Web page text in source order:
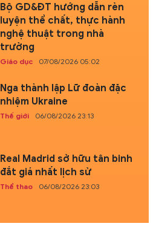
Bộ GD&ĐT hướng dẫn rèn
luyện thể chất, thực hành
nghệ thuật trong nhà
trường
Giáo dục 07/08/2026 05:02
Nga thành lập Lữ đoàn đặc
nhiệm Ukraine
Thế giới 06/08/2026 23:13
Real Madrid sở hữu tân binh
đắt giá nhất lịch sử
Thể thao 06/08/2026 23:03